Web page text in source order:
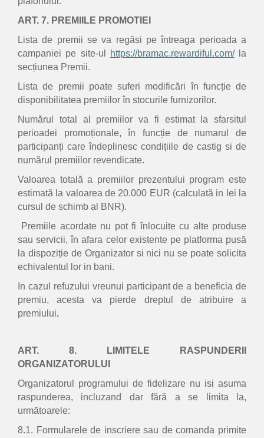
ART. 7. PREMIILE PROMOTIEI
Lista de premii se va regăsi pe întreaga perioada a
campaniei pe site-ul
https://bramac.rewardiful.com/la
secțiunea Premii.
Lista de premii poate suferi modificări în funcție de
disponibilitatea premiilor în stocurile furnizorilor.
Numărul total al premiilor va fi estimat la sfarsitul
perioadei promoționale, în funcție de numarul de
participanți care îndeplinesc condițiile de castig si de
numărul premiilor revendicate.
Valoarea totală a premiilor prezentului program este
estimată la valoarea de 20.000 EUR (calculată in lei la
cursul de schimb al BNR).
Premiile acordate nu pot fi înlocuite cu alte produse
sau servicii, în afara celor existente pe platforma pusă
la dispoziție de Organizator si nici nu se poate solicita
echivalentul lor in bani.
In cazul refuzului vreunui participant de a beneficia de
premiu, acesta va pierde dreptul de atribuire a
premiului.
ART. 8. LIMITELE RASPUNDERII
ORGANIZATORULUI
Organizatorul programului de fidelizare nu isi asuma
raspunderea, incluzand dar fără a se limita la,
următoarele:
8.1. Formularele de inscriere sau de comanda primite